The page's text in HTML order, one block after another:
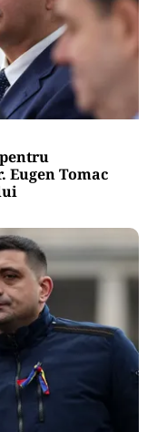
Eugen Tomac